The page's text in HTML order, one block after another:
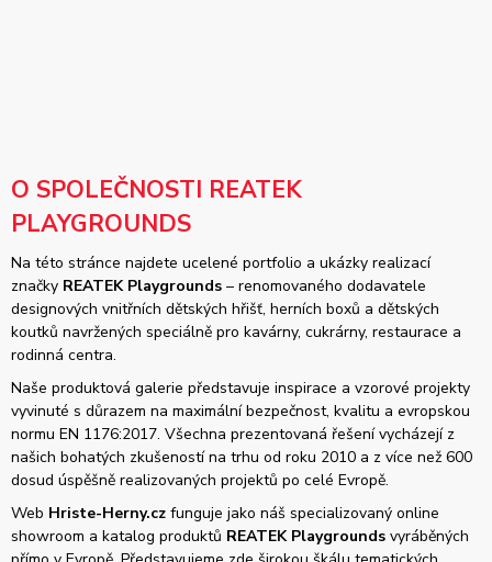
O SPOLEČNOSTI REATEK
PLAYGROUNDS
Na této stránce najdete ucelené portfolio a ukázky realizací
značky REATEK Playgrounds – renomovaného dodavatele
designových vnitřních dětských hřišť, herních boxů a dětských
koutků navržených speciálně pro kavárny, cukrárny, restaurace a
rodinná centra.
Naše produktová galerie představuje inspirace a vzorové projekty
vyvinuté s důrazem na maximální bezpečnost, kvalitu a evropskou
normu EN 1176:2017. Všechna prezentovaná řešení vycházejí z
našich bohatých zkušeností na trhu od roku 2010 a z více než 600
dosud úspěšně realizovaných projektů po celé Evropě.
Web Hriste-Herny.cz funguje jako náš specializovaný online
showroom a katalog produktů REATEK Playgrounds vyráběných